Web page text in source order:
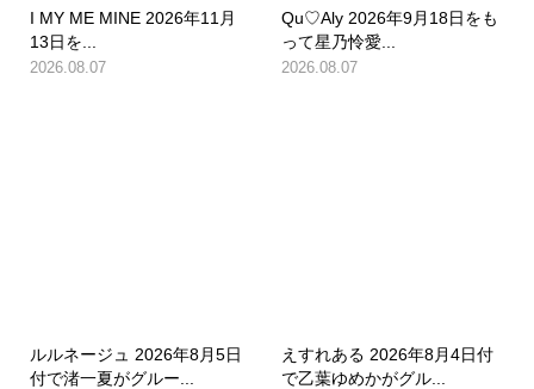
I MY ME MINE 2026年11月
13日を...
2026.08.07
Qu♡Aly 2026年9月18日をも
って星乃怜愛...
2026.08.07
ルルネージュ 2026年8月5日
付で渚一夏がグルー...
えすれある 2026年8月4日付
で乙葉ゆめかがグル...